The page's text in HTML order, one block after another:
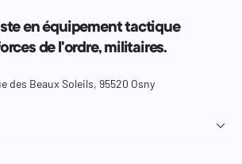
en équipement tactique
de l'ordre, militaires.
des Beaux Soleils, 95520 Osny
